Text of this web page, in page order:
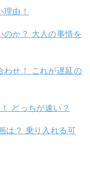
由！
のか？ 大人の事情を
わせ！ これが遅延の
どっちが速い？
は？ 乗り入れる可